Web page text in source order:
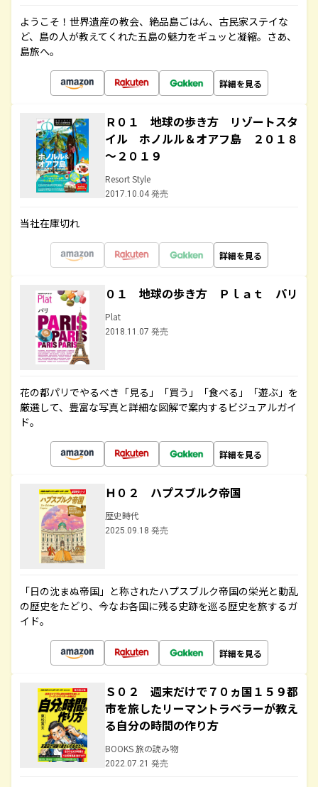
ようこそ！世界遺産の教会、絶品島ごはん、古民家ステイな
ど、島の人が教えてくれた五島の魅力をギュッと凝縮。さあ、
島旅へ。
詳細を見る
Ｒ０１ 地球の歩き方 リゾートスタ
イル ホノルル＆オアフ島 ２０１８
～２０１９
Resort Style
2017.10.04 発売
当社在庫切れ
詳細を見る
０１ 地球の歩き方 Ｐｌａｔ パリ
Plat
2018.11.07 発売
花の都パリでやるべき「見る」「買う」「食べる」「遊ぶ」を
厳選して、豊富な写真と詳細な図解で案内するビジュアルガイ
ド。
詳細を見る
Ｈ０２ ハプスブルク帝国
歴史時代
2025.09.18 発売
「日の沈まぬ帝国」と称されたハプスブルク帝国の栄光と動乱
の歴史をたどり、今なお各国に残る史跡を巡る歴史を旅するガ
イド。
詳細を見る
Ｓ０２ 週末だけで７０ヵ国１５９都
市を旅したリーマントラベラーが教え
る自分の時間の作り方
BOOKS 旅の読み物
2022.07.21 発売